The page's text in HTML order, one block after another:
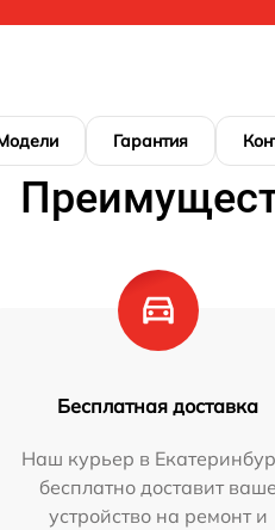
Гарантия
Бесплатная доставка
Наш курьер в
бесплатно доставит ваше
устройство на ремонт и